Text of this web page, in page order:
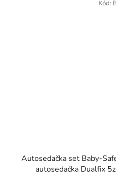
Autosedačka set Baby-
autosedačka Dualfix
Kód: